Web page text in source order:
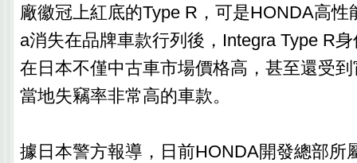
廠徽冠上紅底的Type R，可是HONDA高性
a消失在品牌車款行列後，Integra Type R
在日本不僅中古車市場價格高，甚至還受
當地失竊率非常高的車款。
據日本警方報導，日前HONDA開發總部所